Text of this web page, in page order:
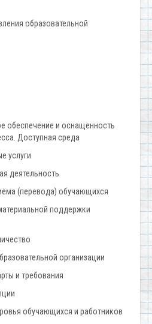
образовательной
обеспечение и оснащенность
Доступная среда
услуги
деятельность
(перевода) обучающихся
поддержки
организации
и требования
обучающихся и работников